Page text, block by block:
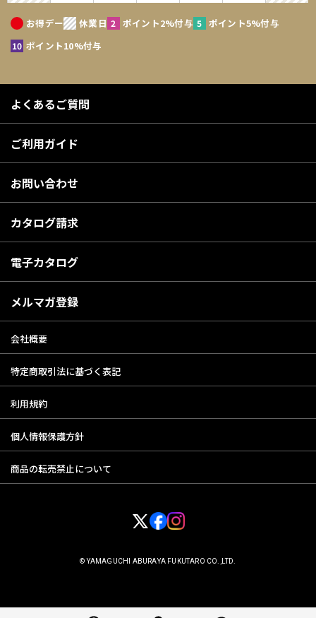
ルマガジン配布、当サイトからの案内、購入商品の発送のために利用する
ことを目的とします。なお、チャートなど一個人が特定できない範囲で集
情報の保護」をご確認ださい。
第2条 会員登録の拒絶
1．会員登録の申し込みに際し、架空の人物を登録した場合、本人以外の
第三者の会員登録をした場合、過去に会員除名処分を受けたことがあ
る場合等、当社が不適当と判断した時は、会員登録を拒絶できるもの
2．当社が一度承認した会員であっても、事後に前述のいずれかであるこ
第3条 IDおよびパスワードの管理
1．IDおよびパスワードは、第三者に知られることがないように他のWEB
サービス等と共有にはせず、会員自身が責任を持って管理してくださ
い。
ます。
3．会員は自己のIDまたはパスワードを失念した場合は、直ちに当社に申
し出るものとし、当社の指示に従うものとします。又、当該IDおよび
パスワードによりなされた当ウェブサイトの利用は、当該会員により
なされたものとみなします。
1．会員は、住所、電話番号その他会員登録の届出内容に変更があった場
合は、当サイト所定の方法において登録情報の変更手続きを行ってく
2．前項の届出がなかったことで会員が不利益を被ったとしても、当社は
一切その責任を負わないものとします。
お得デー 休業日 ポイント2%付与
ポイント5%付与
ポイント10%付与
よくあるご質問
ご利用ガイド
お問い合わせ
カタログ請求
電子カタログ
メルマガ登録
会社概要
特定商取引法に基づく表記
利用規約
個人情報保護方針
商品の転売禁止について
© YAMAGUCHI ABURAYA FUKUTARO CO.,LTD.